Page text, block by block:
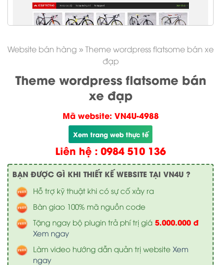
Website bán hàng » Theme wordpress flatsome bán xe
đạp
Theme wordpress flatsome bán
xe đạp
Mã website: VN4U-4988
Xem trang web thực tế
Liên hệ : 0984 510 136
BẠN ĐƯỢC GÌ KHI THIẾT KẾ WEBSITE TẠI VN4U ?
Hỗ trợ kỹ thuật khi có sự cố xảy ra
Bàn giao 100% mã nguồn code
Tặng ngay bộ plugin trả phí trị giá 5.000.000 đ
Xem ngay
Làm video hướng dẫn quản trị website Xem
ngay